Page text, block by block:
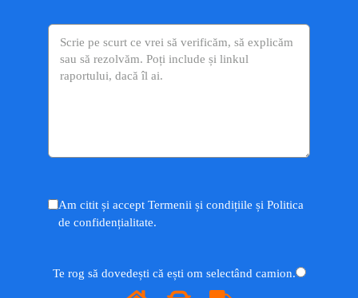
Am citit și accept Termenii și condițiile și Politica
de confidențialitate.
Te rog să dovedești că ești om selectând camion.